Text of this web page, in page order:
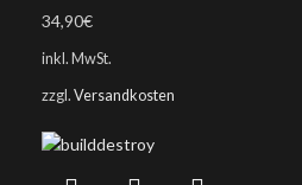
34,90€
inkl. MwSt.
zzgl. Versandkosten